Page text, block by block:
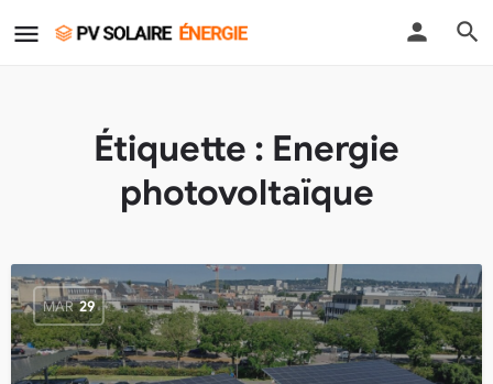
Étiquette : Energie
photovoltaïque
MAR 29